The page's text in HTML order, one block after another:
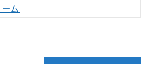
ム